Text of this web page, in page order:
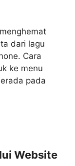
dari lagu
Cara
ke menu
pada
Website